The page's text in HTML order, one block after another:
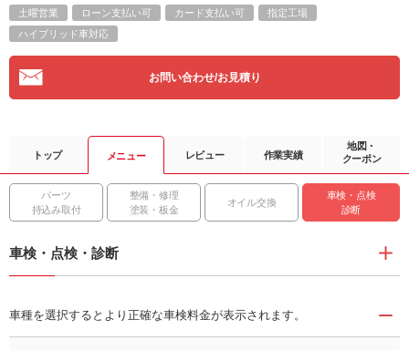
土曜営業 ローン支払い可 カード支払い可
指定工場
ハイブリッド車対応
お問い合わせ/お見積り
トップ メニュー レビュー 作業実績
地図・
クーポン
パーツ
持込み取付
整備・修理
塗装・板金
オイル交換
車検・点検
診断
車検・点検・診断
車種を選択するとより正確な車検料金が表示されます。